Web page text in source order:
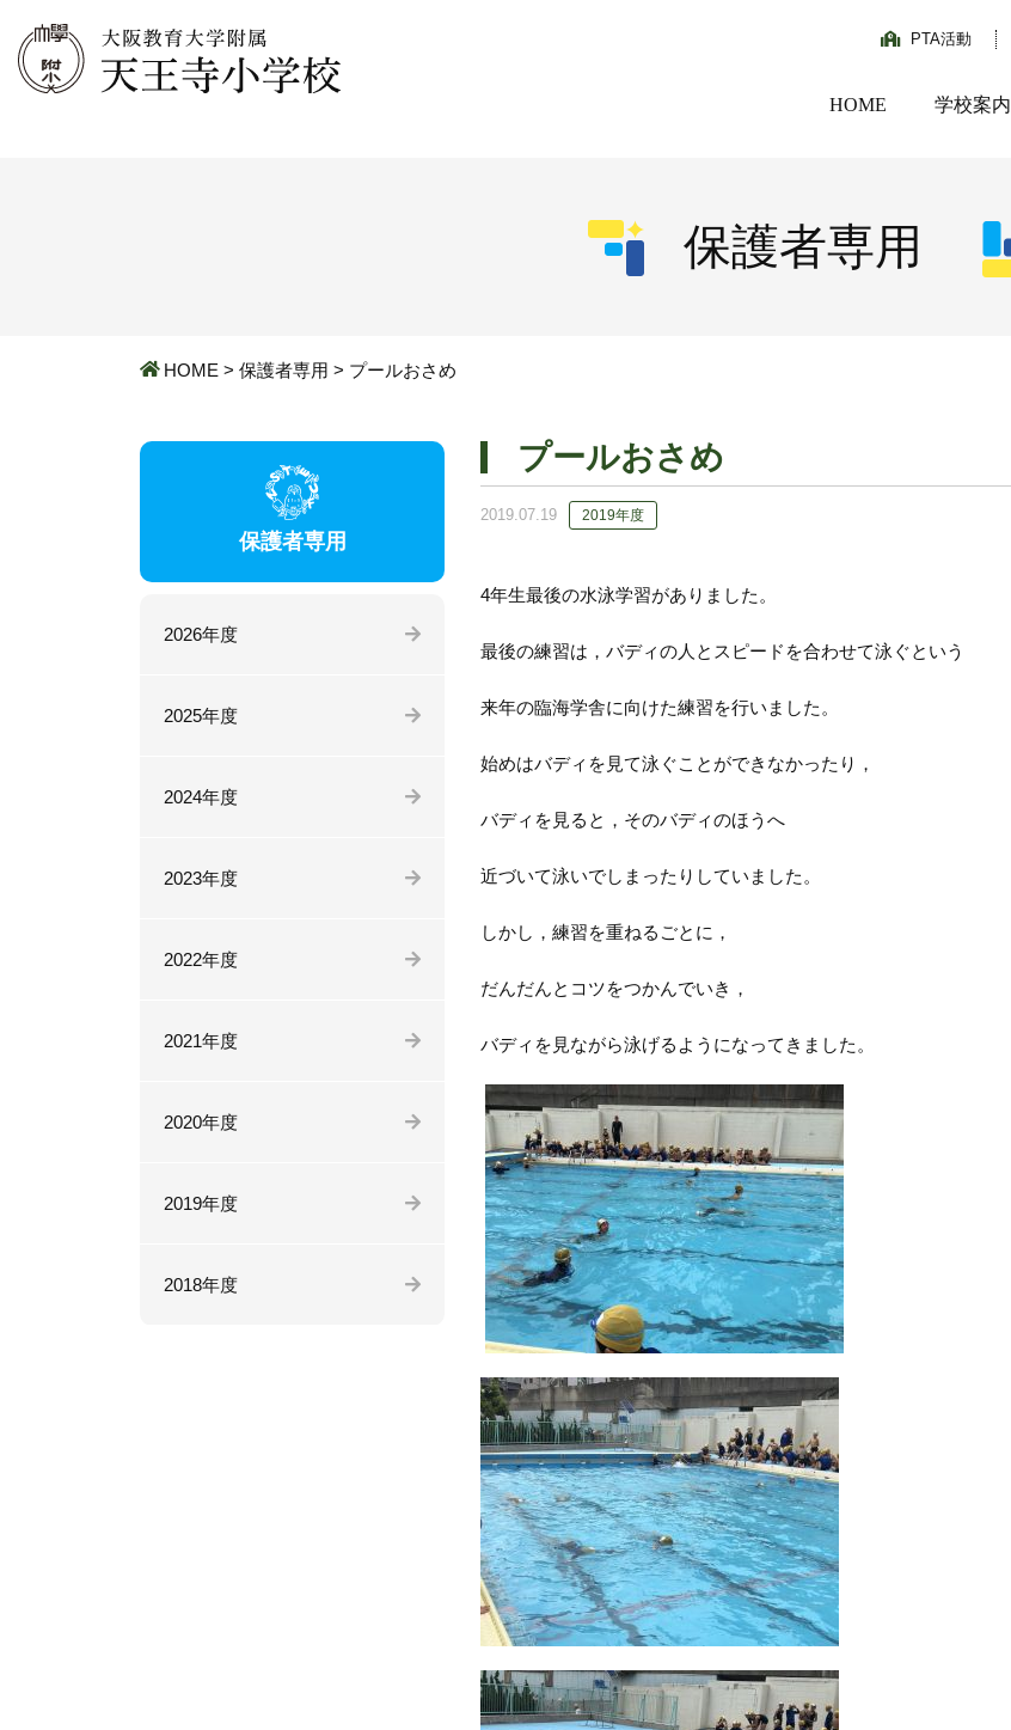
PTA活動
HOME 学校案内
保護者専用
HOME > 保護者専用 > プールおさめ
プールおさめ
2019.07.19 2019年度
4年生最後の水泳学習がありました。
最後の練習は，バディの人とスピードを合わせて泳ぐという
来年の臨海学舎に向けた練習を行いました。
始めはバディを見て泳ぐことができなかったり，
バディを見ると，そのバディのほうへ
近づいて泳いでしまったりしていました。
しかし，練習を重ねるごとに，
だんだんとコツをつかんでいき，
バディを見ながら泳げるようになってきました。
保護者専用
2026年度
2025年度
2024年度
2023年度
2022年度
2021年度
2020年度
2019年度
2018年度